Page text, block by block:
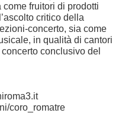
fruitori di prodotti
critico della
concerto, sia come
in qualità di cantori
conclusivo del
coro_romatre